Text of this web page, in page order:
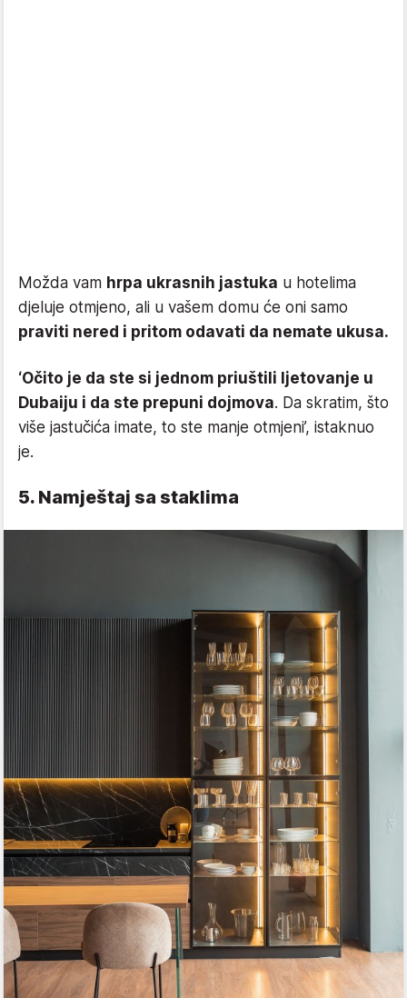
Možda vam hrpa ukrasnih jastuka u hotelima
djeluje otmjeno, ali u vašem domu će oni samo
praviti nered i pritom odavati da nemate ukusa.
‘Očito je da ste si jednom priuštili ljetovanje u
Dubaiju i da ste prepuni dojmova. Da skratim, što
više jastučića imate, to ste manje otmjeni’, istaknuo
je.
5. Namještaj sa staklima